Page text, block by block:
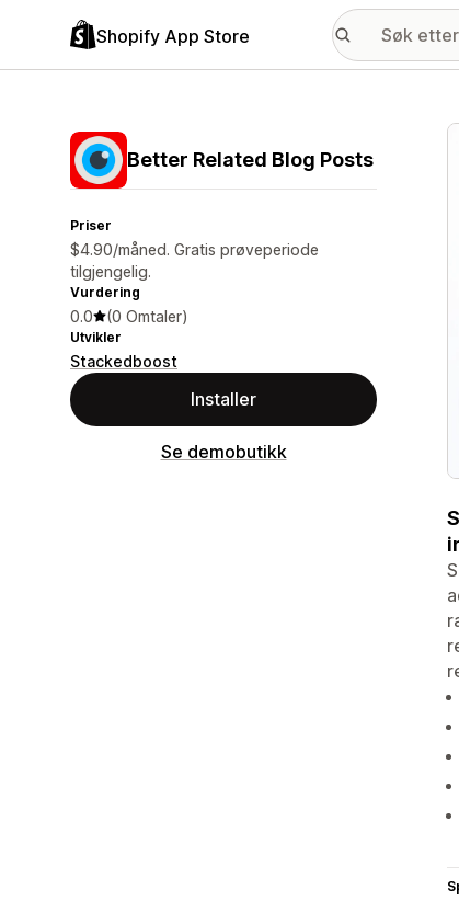
Shopify App Store
Better Related Blog Posts
Priser
$4.90/måned. Gratis prøveperiode
tilgjengelig.
Vurdering
0.0 (0 Omtaler)
Utvikler
Stackedboost
Installer
Se demobutikk